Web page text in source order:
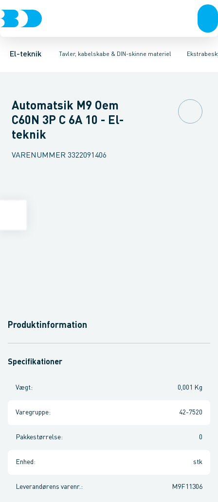
El-teknik Tavler, kabelskabe & DIN-skinne materiel
Afbrydere, stikkontakter & lampeudtagForgreningsmateriel
Tavler, kapsling og rackskabe Fordelings-/byggepladstavler
KombiafbryderFejlstrømsmodulNeozed D0 sikringselement
Automatsik M9 Oem
C60N 3P C 6A 10 - El-
teknik
VARENUMMER 3322091406
Produktinformation
Specifikationer
Vægt: 0,001 Kg
Varegruppe: 42-7520
Pakkestørrelse: 0
Enhed : stk
Leverandørens varenr. : M9F11306